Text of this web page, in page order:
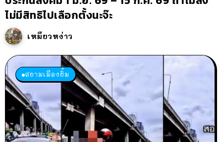
ไม่มีสิทธิไปเลือกตั้งนะจ๊ะ
เหมียวหง่าว
สยามเมืองยิ้ม